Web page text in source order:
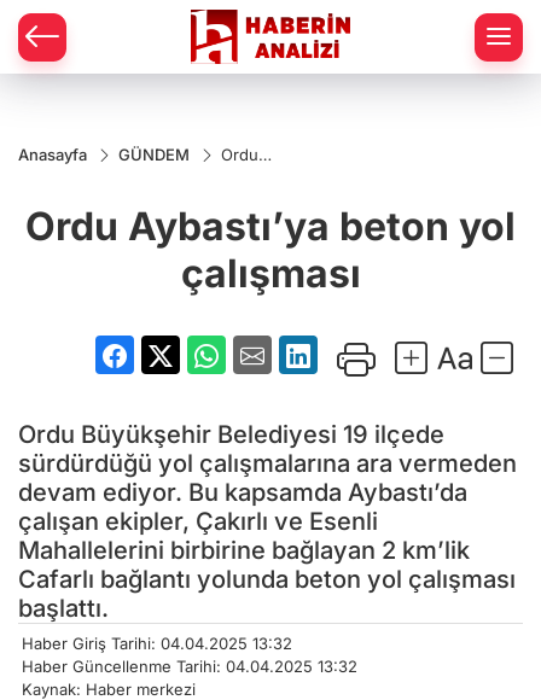
Anasayfa GÜNDEM
Ordu
çalışması
Ordu Aybastı’ya beton yol
çalışması
Ordu Büyükşehir Belediyesi 19 ilçede
sürdürdüğü yol çalışmalarına ara vermeden
devam ediyor. Bu kapsamda Aybastı’da
çalışan ekipler, Çakırlı ve Esenli
Mahallelerini birbirine bağlayan 2 km’lik
Cafarlı bağlantı yolunda beton yol çalışması
başlattı.
Haber Giriş Tarihi: 04.04.2025 13:32
Haber Güncellenme Tarihi: 04.04.2025 13:32
Kaynak: Haber merkezi